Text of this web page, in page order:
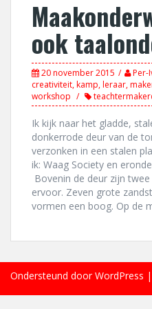
ook
20 november 2015 Per-
creativiteit,kamp,leraar,
workshop
Ik kijk naar het gladde,
donkerrode deur van de
verzonken in een stalen
ik: Waag Society en
Bovenin de deur zijn
ervoor. Zeven grote
vormen een boog. Op de
Ondersteund door WordPress |